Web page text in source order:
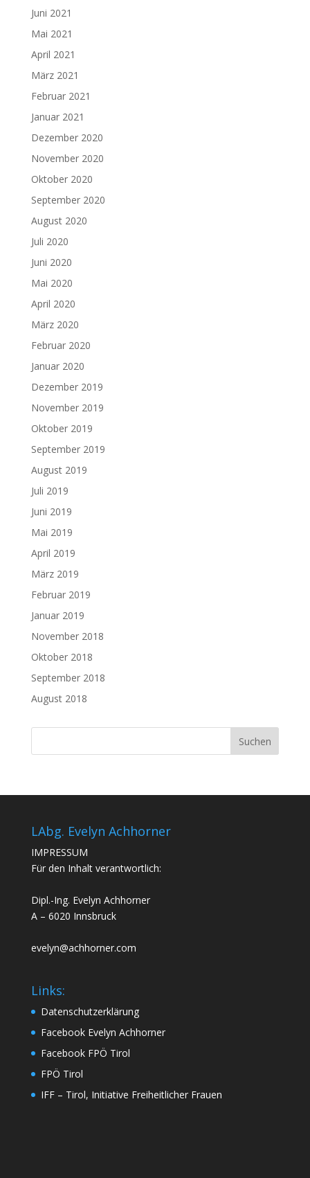
Juni 2021
Mai 2021
April 2021
März 2021
Februar 2021
Januar 2021
Dezember 2020
November 2020
Oktober 2020
September 2020
August 2020
Juli 2020
Juni 2020
Mai 2020
April 2020
März 2020
Februar 2020
Januar 2020
Dezember 2019
November 2019
Oktober 2019
September 2019
August 2019
Juli 2019
Juni 2019
Mai 2019
April 2019
März 2019
Februar 2019
Januar 2019
November 2018
Oktober 2018
September 2018
August 2018
LAbg. Evelyn Achhorner
IMPRESSUM
Für den Inhalt verantwortlich:
Dipl.-Ing. Evelyn Achhorner
A – 6020 Innsbruck
evelyn@achhorner.com
Links:
Datenschutzerklärung
Facebook Evelyn Achhorner
Facebook FPÖ Tirol
FPÖ Tirol
IFF – Tirol, Initiative Freiheitlicher Frauen